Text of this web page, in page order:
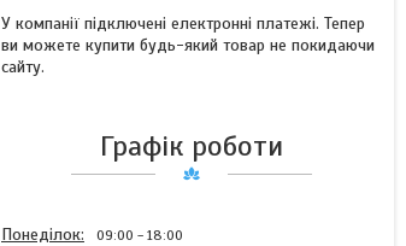
У компанії підключені електронні платежі. Тепер
ви можете купити будь-який товар не покидаючи
сайту.
Графік роботи
Понеділок 09:00 18:00